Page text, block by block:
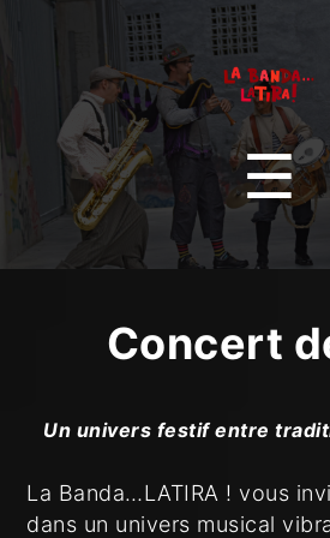
La
! ☰
Concert
Un univers festif entre
La Banda…LATIRA ! vous
dans un univers musical